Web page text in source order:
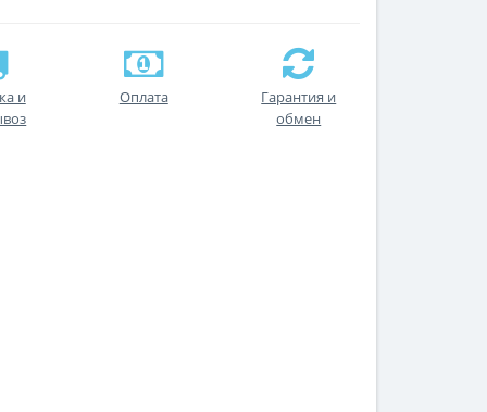
и
Оплата
Гарантия и
обмен